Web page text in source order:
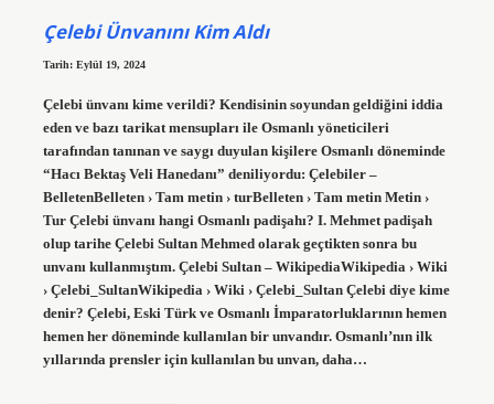
Çelebi Ünvanını Kim Aldı
Tarih: Eylül 19, 2024
Çelebi ünvanı kime verildi? Kendisinin soyundan geldiğini iddia
eden ve bazı tarikat mensupları ile Osmanlı yöneticileri
tarafından tanınan ve saygı duyulan kişilere Osmanlı döneminde
“Hacı Bektaş Veli Hanedanı” deniliyordu: Çelebiler –
BelletenBelleten › Tam metin › turBelleten › Tam metin Metin ›
Tur Çelebi ünvanı hangi Osmanlı padişahı? I. Mehmet padişah
olup tarihe Çelebi Sultan Mehmed olarak geçtikten sonra bu
unvanı kullanmıştım. Çelebi Sultan – WikipediaWikipedia › Wiki
› Çelebi_SultanWikipedia › Wiki › Çelebi_Sultan Çelebi diye kime
denir? Çelebi, Eski Türk ve Osmanlı İmparatorluklarının hemen
hemen her döneminde kullanılan bir unvandır. Osmanlı’nın ilk
yıllarında prensler için kullanılan bu unvan, daha…